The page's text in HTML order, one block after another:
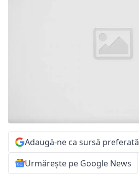
Adaugă-ne ca sursă preferată
Urmărește pe Google News